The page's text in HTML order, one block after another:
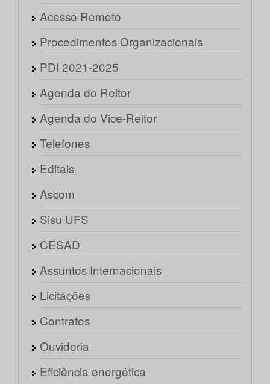
Acesso Remoto
Procedimentos Organizacionais
PDI 2021-2025
Agenda do Reitor
Agenda do Vice-Reitor
Telefones
Editais
Ascom
Sisu UFS
CESAD
Assuntos Internacionais
Licitações
Contratos
Ouvidoria
Eficiência energética